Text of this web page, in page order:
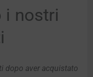
i nostri
dopo aver acquistato